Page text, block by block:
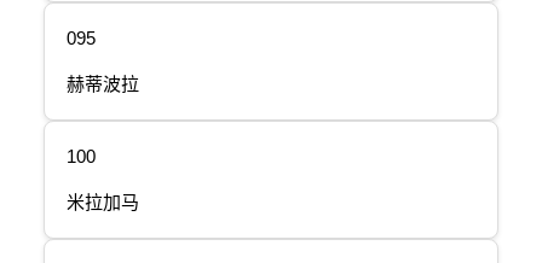
095
赫蒂波拉
100
米拉加马